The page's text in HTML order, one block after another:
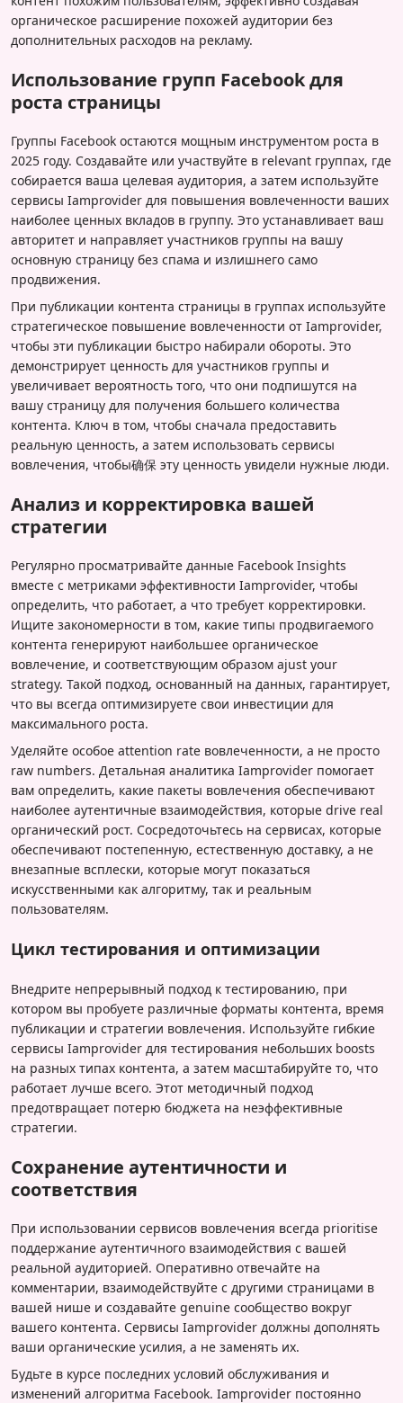
органическое расширение похожей аудитории без
дополнительных расходов на рекламу.
Использование групп Facebook для
роста страницы
Группы Facebook остаются мощным инструментом роста в
2025 году. Создавайте или участвуйте в relevant группах, где
собирается ваша целевая аудитория, а затем используйте
сервисы Iamprovider для повышения вовлеченности ваших
наиболее ценных вкладов в группу. Это устанавливает ваш
авторитет и направляет участников группы на вашу
основную страницу без спама и излишнего само
продвижения.
При публикации контента страницы в группах используйте
стратегическое повышение вовлеченности от Iamprovider,
чтобы эти публикации быстро набирали обороты. Это
демонстрирует ценность для участников группы и
увеличивает вероятность того, что они подпишутся на
вашу страницу для получения большего количества
контента. Ключ в том, чтобы сначала предоставить
реальную ценность, а затем использовать сервисы
вовлечения, чтобы确保 эту ценность увидели нужные люди.
Анализ и корректировка вашей
стратегии
Регулярно просматривайте данные Facebook Insights
вместе с метриками эффективности Iamprovider, чтобы
определить, что работает, а что требует корректировки.
Ищите закономерности в том, какие типы продвигаемого
контента генерируют наибольшее органическое
вовлечение, и соответствующим образом ajust your
strategy. Такой подход, основанный на данных, гарантирует,
что вы всегда оптимизируете свои инвестиции для
максимального роста.
Уделяйте особое attention rate вовлеченности, а не просто
raw numbers. Детальная аналитика Iamprovider помогает
вам определить, какие пакеты вовлечения обеспечивают
наиболее аутентичные взаимодействия, которые drive real
органический рост. Сосредоточьтесь на сервисах, которые
обеспечивают постепенную, естественную доставку, а не
внезапные всплески, которые могут показаться
искусственными как алгоритму, так и реальным
пользователям.
Цикл тестирования и оптимизации
Внедрите непрерывный подход к тестированию, при
котором вы пробуете различные форматы контента, время
публикации и стратегии вовлечения. Используйте гибкие
сервисы Iamprovider для тестирования небольших boosts
на разных типах контента, а затем масштабируйте то, что
работает лучше всего. Этот методичный подход
предотвращает потерю бюджета на неэффективные
стратегии.
Сохранение аутентичности и
соответствия
При использовании сервисов вовлечения всегда prioritise
поддержание аутентичного взаимодействия с вашей
реальной аудиторией. Оперативно отвечайте на
комментарии, взаимодействуйте с другими страницами в
вашей нише и создавайте genuine сообщество вокруг
вашего контента. Сервисы Iamprovider должны дополнять
ваши органические усилия, а не заменять их.
Будьте в курсе последних условий обслуживания и
изменений алгоритма Facebook. Iamprovider постоянно